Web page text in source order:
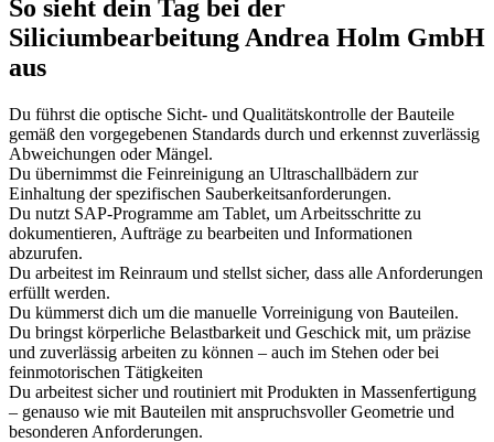
So sieht dein Tag bei der
Siliciumbearbeitung Andrea Holm GmbH
aus
Du führst die optische Sicht- und Qualitätskontrolle der Bauteile
gemäß den vorgegebenen Standards durch und erkennst zuverlässig
Abweichungen oder Mängel.
Du übernimmst die Feinreinigung an Ultraschallbädern zur
Einhaltung der spezifischen Sauberkeitsanforderungen.
Du nutzt SAP-Programme am Tablet, um Arbeitsschritte zu
dokumentieren, Aufträge zu bearbeiten und Informationen
abzurufen.
Du arbeitest im Reinraum und stellst sicher, dass alle Anforderungen
erfüllt werden.
Du kümmerst dich um die manuelle Vorreinigung von Bauteilen.
Du bringst körperliche Belastbarkeit und Geschick mit, um präzise
und zuverlässig arbeiten zu können – auch im Stehen oder bei
feinmotorischen Tätigkeiten
Du arbeitest sicher und routiniert mit Produkten in Massenfertigung
– genauso wie mit Bauteilen mit anspruchsvoller Geometrie und
besonderen Anforderungen.